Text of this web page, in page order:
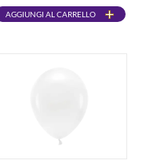
AGGIUNGI AL CARRELLO